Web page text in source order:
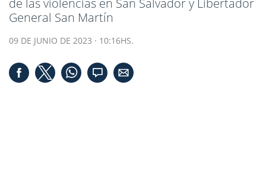
de las violencias en San Salvador y Libertador
General San Martín
09 DE JUNIO DE 2023 · 10:16HS.